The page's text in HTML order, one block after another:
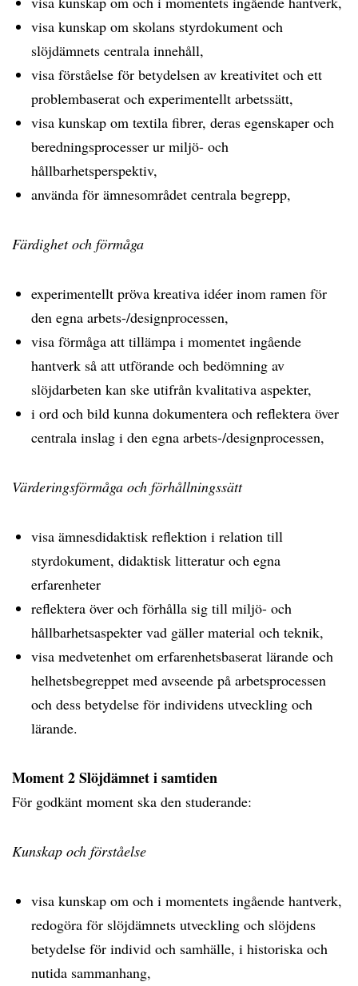
visa kunskap om skolans styrdokument och
slöjdämnets centrala innehåll,
visa förståelse för betydelsen av kreativitet och ett
problembaserat och experimentellt arbetssätt,
visa kunskap om textila fibrer, deras egenskaper och
beredningsprocesser ur miljö- och
hållbarhetsperspektiv,
använda för ämnesområdet centrala begrepp,
Färdighet och förmåga
experimentellt pröva kreativa idéer inom ramen för
den egna arbets-/designprocessen,
visa förmåga att tillämpa i momentet ingående
hantverk så att utförande och bedömning av
slöjdarbeten kan ske utifrån kvalitativa aspekter,
i ord och bild kunna dokumentera och reflektera över
centrala inslag i den egna arbets-/designprocessen,
Värderingsförmåga och förhållningssätt
visa ämnesdidaktisk reflektion i relation till
styrdokument, didaktisk litteratur och egna
erfarenheter
reflektera över och förhålla sig till miljö- och
hållbarhetsaspekter vad gäller material och teknik,
visa medvetenhet om erfarenhetsbaserat lärande och
helhetsbegreppet med avseende på arbetsprocessen
och dess betydelse för individens utveckling och
lärande.
Moment 2 Slöjdämnet i samtiden
För godkänt moment ska den studerande:
Kunskap och förståelse
visa kunskap om och i momentets ingående hantverk,
redogöra för slöjdämnets utveckling och slöjdens
betydelse för individ och samhälle, i historiska och
nutida sammanhang,